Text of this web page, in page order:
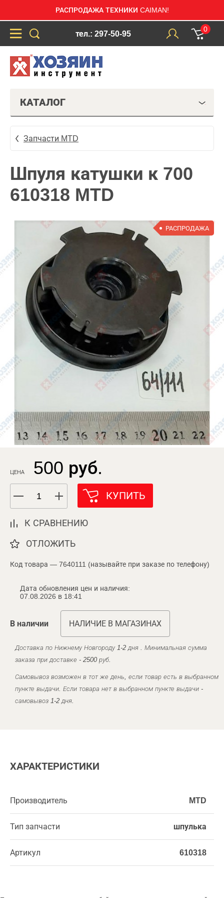
РАСПРОДАЖА ТЕХНИКИ CAIMAN!
тел.: 297-50-95
0
КАТАЛОГ
Запчасти MTD
Шпуля катушки к 700
610318 MTD
РАСПРОДАЖА
ЦЕНА 500 руб.
КУПИТЬ
К СРАВНЕНИЮ
ОТЛОЖИТЬ
Код товара — 7640111 (называйте при заказе по телефону)
Дата обновления цен и наличия:
07.08.2026 в 18:41
В наличии НАЛИЧИЕ В МАГАЗИНАХ
Доставка по Нижнему Новгороду 1-2 дня . Минимальная сумма
заказа при доставке - 2500 руб.
Самовывоз возможен в тот же день, если товар есть в выбранном
пункте выдачи. Если товара нет в выбранном пункте выдачи -
самовывоз 1-2 дня.
ХАРАКТЕРИСТИКИ
Производитель MTD
Тип запчасти шпулька
Артикул 610318